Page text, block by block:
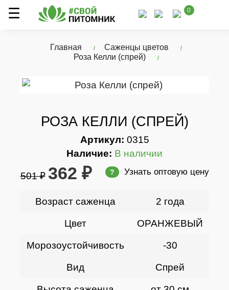
0
Главная
Саженцы цветов
Роза Келли (спрей)
РОЗА КЕЛЛИ (СПРЕЙ)
Артикул: 0315
Наличие: В наличии
501 ₽ 362 ₽ ? Узнать оптовую цену
Возраст саженца 2 года
Цвет ОРАНЖЕВЫЙ
Морозоустойчивость -30
Вид Спрей